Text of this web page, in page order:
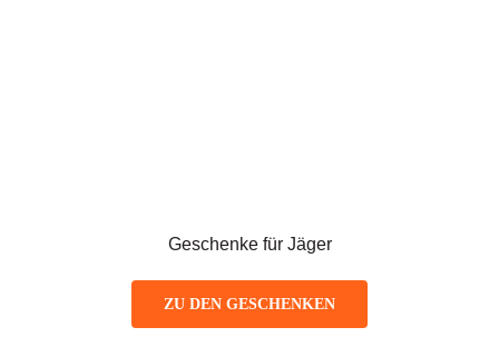
Geschenke für Jäger
ZU DEN GESCHENKEN